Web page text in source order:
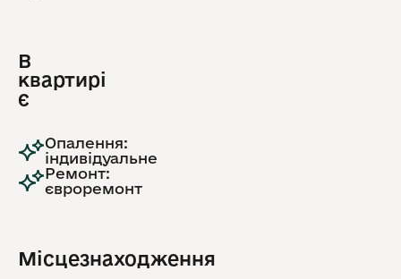
В
квартирі
є
Опалення:
індивідуальне
Ремонт:
євроремонт
Місцезнаходження